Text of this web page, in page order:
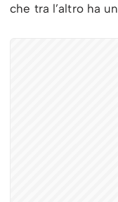
che tra l’altro ha